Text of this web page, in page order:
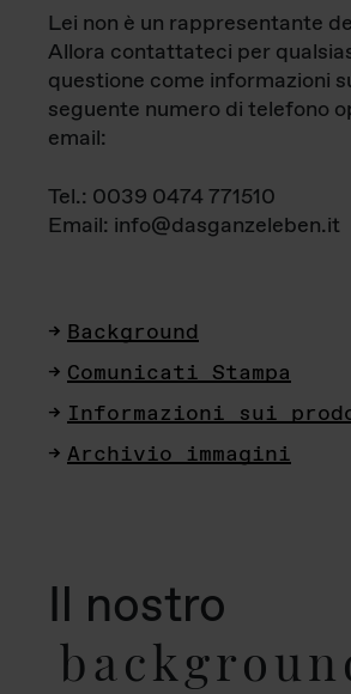
Lei non è un rappresentante
Allora contattateci per
questione come informazioni
seguente numero di telefono
email:
Tel.: 0039 0474 771510
Email: info@dasganzeleben.it
Background
Comunicati Stampa
Informazioni sui
Archivio immagini
Il nostro